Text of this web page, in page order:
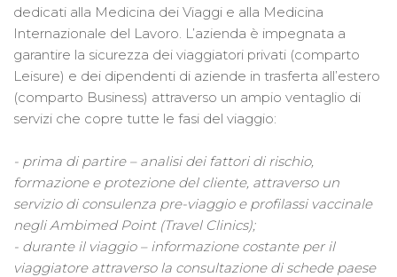
dedicati alla Medicina dei Viaggi e alla Medicina
Internazionale del Lavoro. L’azienda è impegnata a
garantire la sicurezza dei viaggiatori privati (comparto
Leisure) e dei dipendenti di aziende in trasferta all’estero
(comparto Business) attraverso un ampio ventaglio di
servizi che copre tutte le fasi del viaggio:
- prima di partire – analisi dei fattori di rischio,
formazione e protezione del cliente, attraverso un
servizio di consulenza pre-viaggio e profilassi vaccinale
negli Ambimed Point (Travel Clinics);
- durante il viaggio – informazione costante per il
viaggiatore attraverso la consultazione di schede paese